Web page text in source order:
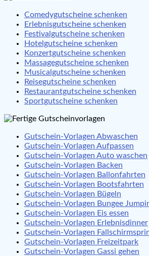
Comedygutscheine schenken
Erlebnisgutscheine schenken
Festivalgutscheine schenken
Hotelgutscheine schenken
Konzertgutscheine schenken
Massagegutscheine schenken
Musicalgutscheine schenken
Reisegutscheine schenken
Restaurantgutscheine schenken
Sportgutscheine schenken
Gutschein-Vorlagen Abwaschen
Gutschein-Vorlagen Aufpassen
Gutschein-Vorlagen Auto waschen
Gutschein-Vorlagen Backen
Gutschein-Vorlagen Ballonfahrten
Gutschein-Vorlagen Bootsfahrten
Gutschein-Vorlagen Bügeln
Gutschein-Vorlagen Bungee
Gutschein-Vorlagen Eis essen
Gutschein-Vorlagen Erlebnisdinner
Gutschein-Vorlagen
Gutschein-Vorlagen Freizeitpark
Gutschein-Vorlagen Gassi gehen